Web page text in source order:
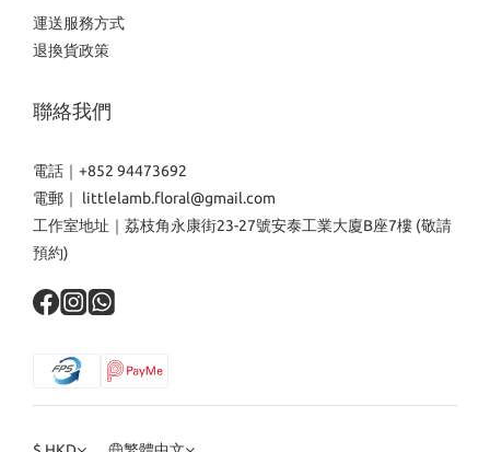
運送服務方式
退換貨政策
聯絡我們
電話｜+852 94473692
電郵｜ littlelamb.floral@gmail.com
工作室地址｜荔枝角永康街23-27號安泰工業大廈B座7樓 (敬請
預約)